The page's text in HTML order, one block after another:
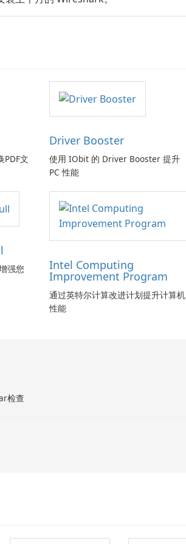
PDF文
Driver Booster
使用 IObit 的 Driver Booster 提升
PC 性能
强您
Intel Computing
Improvement Program
通过英特尔计算改进计划提升计算机
性能
检查